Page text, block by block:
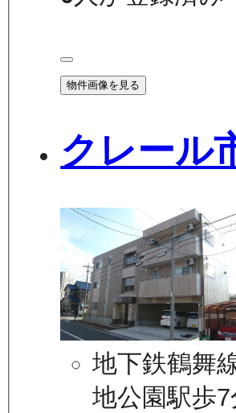
物件画像を見る
クレール
地下鉄鶴舞
地公園駅歩7